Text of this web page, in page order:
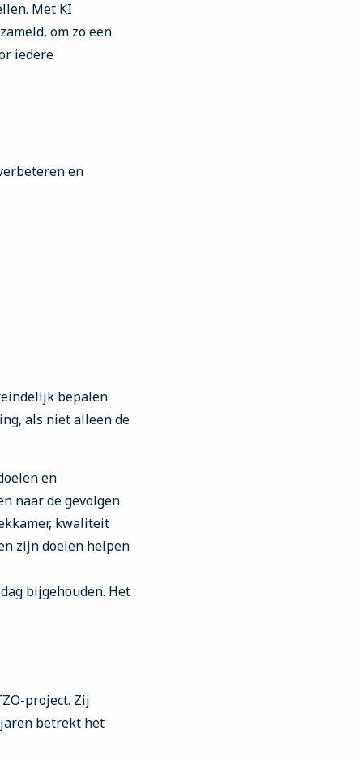
Met KI
om zo een
iedere
en
bepalen
als niet alleen de
en
naar de gevolgen
kwaliteit
zijn doelen helpen
bijgehouden. Het
project. Zij
jaren betrekt het